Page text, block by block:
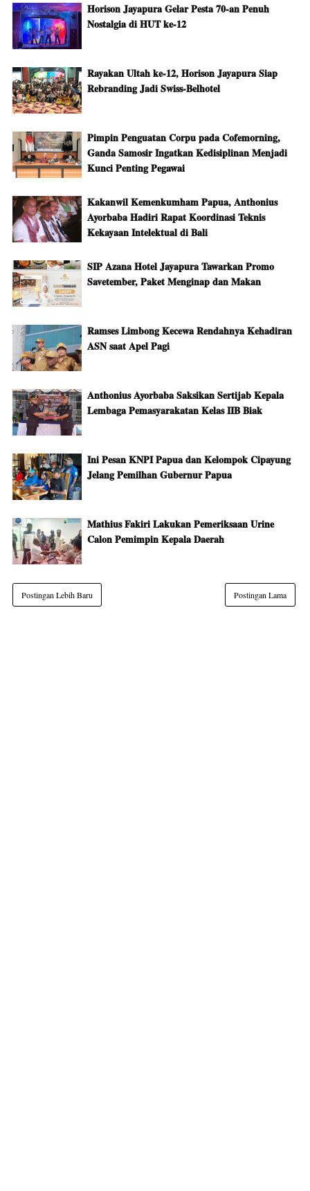
Horison Jayapura Gelar Pesta 70-an Penuh
Nostalgia di HUT ke-12
Rayakan Ultah ke-12, Horison Jayapura Siap
Rebranding Jadi Swiss-Belhotel
Pimpin Penguatan Corpu pada Cofemorning,
Ganda Samosir Ingatkan Kedisiplinan Menjadi
Kunci Penting Pegawai
Kakanwil Kemenkumham Papua, Anthonius
Ayorbaba Hadiri Rapat Koordinasi Teknis
Kekayaan Intelektual di Bali
SIP Azana Hotel Jayapura Tawarkan Promo
Savetember, Paket Menginap dan Makan
Ramses Limbong Kecewa Rendahnya Kehadiran
ASN saat Apel Pagi
Anthonius Ayorbaba Saksikan Sertijab Kepala
Lembaga Pemasyarakatan Kelas IIB Biak
Ini Pesan KNPI Papua dan Kelompok Cipayung
Jelang Pemilhan Gubernur Papua
Mathius Fakiri Lakukan Pemeriksaan Urine
Calon Pemimpin Kepala Daerah
Postingan Lebih Baru Postingan Lama